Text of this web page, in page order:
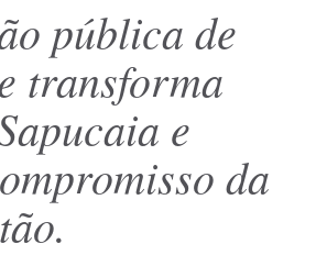
pública de
transforma
e
da